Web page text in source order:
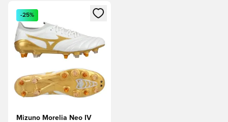
Megnyit egy modált a bejelentkezéshez vagy a tagként
-25%
Mizuno Morelia Neo IV